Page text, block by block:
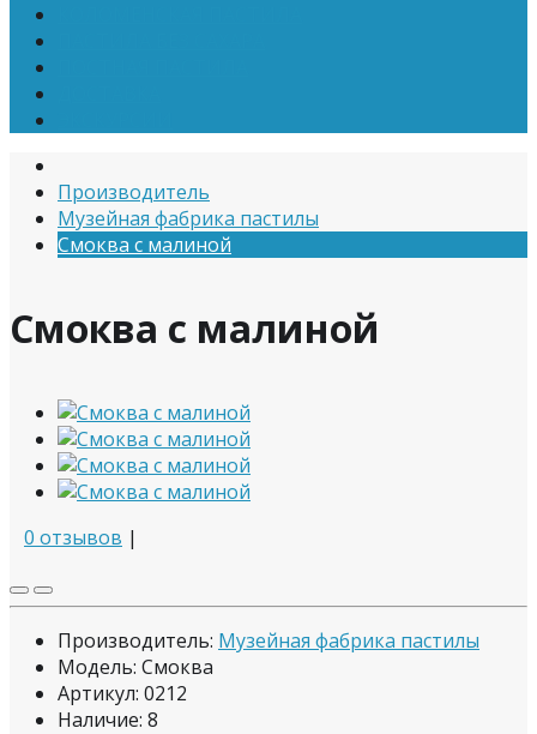
Производитель
Музейная фабрика пастилы
Смоква с малиной
Смоква с малиной
0 отзывов |
Производитель: Музейная фабрика пастилы
Модель: Смоква
Артикул: 0212
Наличие: 8